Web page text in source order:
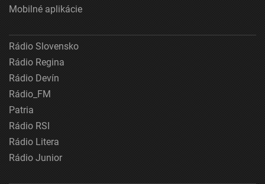
Mobilné aplikácie
Rádio Slovensko
Rádio Regina
Rádio Devín
Rádio_FM
Patria
Rádio RSI
Rádio Litera
Rádio Junior